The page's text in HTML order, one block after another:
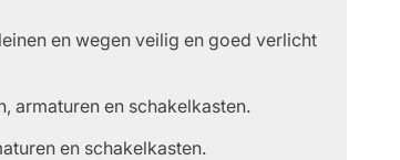
en wegen veilig en goed verlicht
armaturen en schakelkasten.
en schakelkasten.